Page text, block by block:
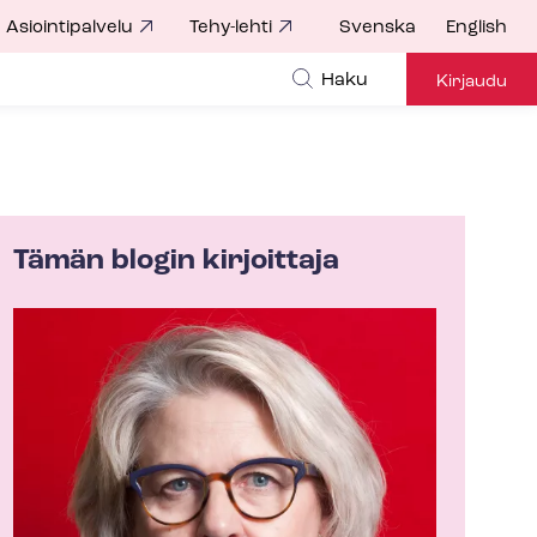
Asiointipalvelu Tehy-lehti Svenska English
Haku Kirjaudu
Tämän blogin kirjoittaja